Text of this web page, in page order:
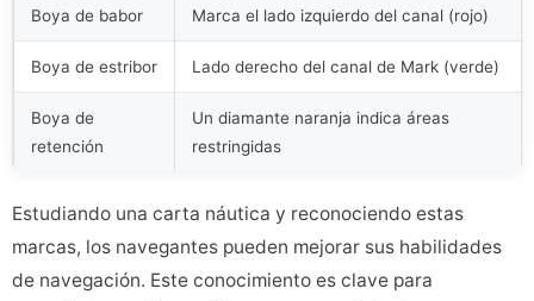
Boya de babor Marca el lado izquierdo del canal (rojo)
Boya de estribor Lado derecho del canal de Mark (verde)
Boya de
retención
Un diamante naranja indica áreas
restringidas
Estudiando una carta náutica y reconociendo estas
marcas, los navegantes pueden mejorar sus habilidades
de navegación. Este conocimiento es clave para